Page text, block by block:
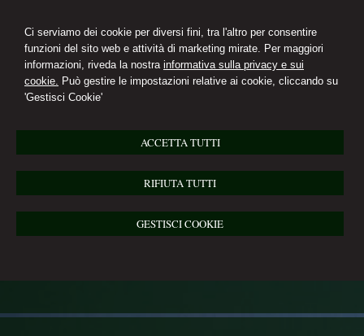
Ci serviamo dei cookie per diversi fini, tra l'altro per consentire
funzioni del sito web e attività di marketing mirate. Per maggiori
informazioni, riveda la nostra informativa sulla privacy e sui
cookie. Può gestire le impostazioni relative ai cookie, cliccando su
'Gestisci Cookie'
ACCETTA TUTTI
RIFIUTA TUTTI
GESTISCI COOKIE